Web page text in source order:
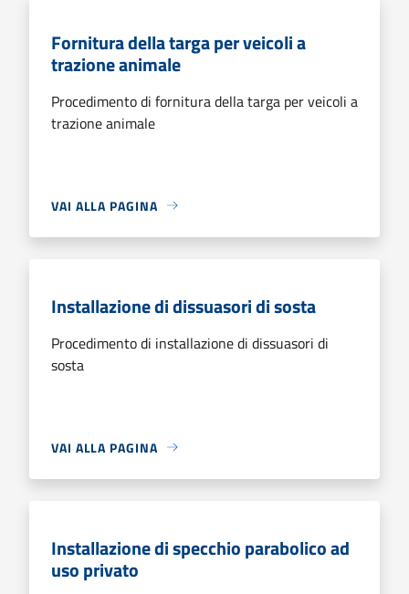
Fornitura della targa per veicoli a
trazione animale
Procedimento di fornitura della targa per veicoli a
trazione animale
VAI ALLA PAGINA
Installazione di dissuasori di sosta
Procedimento di installazione di dissuasori di
sosta
VAI ALLA PAGINA
Installazione di specchio parabolico ad
uso privato